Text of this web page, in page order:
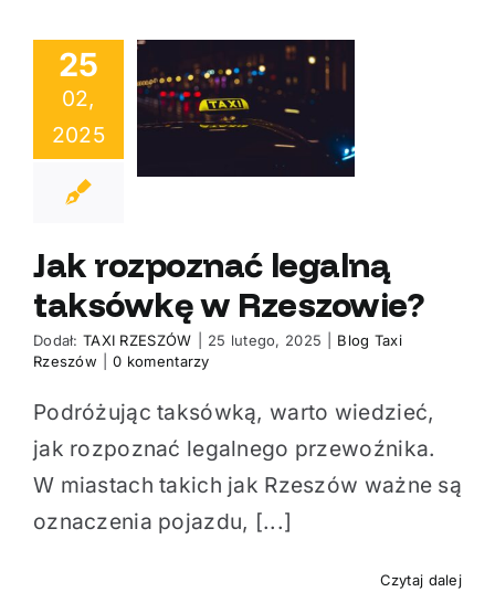
25
02,
2025
taksówkę w
Jak rozpoznać legalną
taksówkę w Rzeszowie?
Dodał:TAXI RZESZÓW 25 lutego, 2025
Blog Taxi
Rzeszów
0 komentarzy
Podróżując taksówką, warto wiedzieć,
jak rozpoznać legalnego przewoźnika.
W miastach takich jak Rzeszów ważne są
oznaczenia pojazdu, [...]
Czytaj dalej